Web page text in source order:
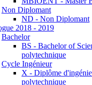
Non Diplomant
ND - Non Diplomant
2018 - 2019
Bachelor
BS - Bachelor of
polytechnique
Cycle Ingénieur
X - Diplôme
polytechnique